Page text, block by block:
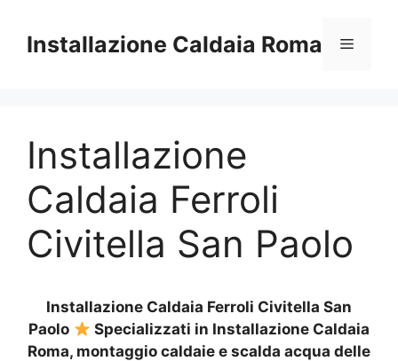
contenuto
Installazione Caldaia Roma Menu
Installazione
Caldaia Ferroli
Civitella San Paolo
Installazione Caldaia Ferroli Civitella San
Paolo
Specializzati in Installazione Caldaia
Roma, montaggio caldaie e scalda acqua delle